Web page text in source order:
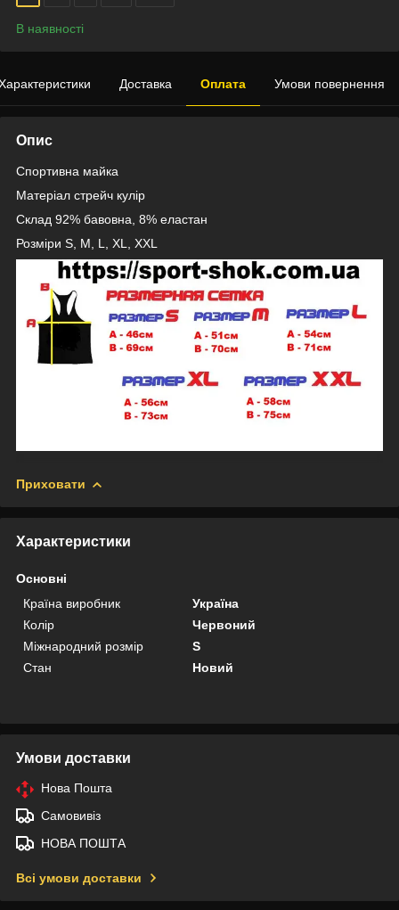
В наявності
Доставка Оплата Умови повернення
Опис
Спортивна майка
Матеріал стрейч кулір
Склад 92% бавовна, 8% еластан
Розміри S, M, L, XL, XXL
Приховати
Характеристики
Основні
Країна виробник
Україна
Колір
Червоний
Міжнародний розмір
S
Стан
Новий
Умови доставки
Нова Пошта
Самовивіз
НОВА ПОШТА
Всі умови доставки